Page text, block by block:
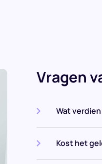
Vragen
Wat
Kost het